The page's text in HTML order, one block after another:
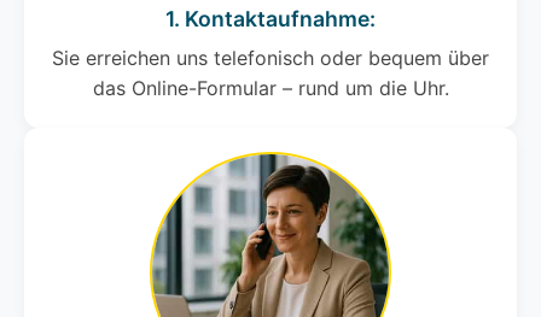
1. Kontaktaufnahme:
Sie erreichen uns telefonisch oder bequem über
das Online-Formular – rund um die Uhr.